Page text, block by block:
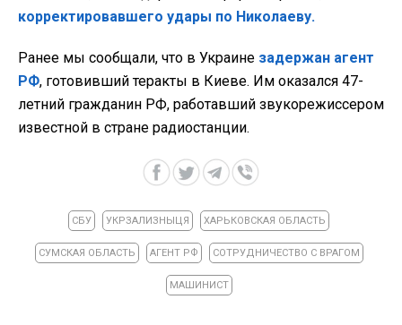
корректировавшего удары по Николаеву.
Ранее мы сообщали, что в Украине задержан агент
РФ, готовивший теракты в Киеве. Им оказался 47-
летний гражданин РФ, работавший звукорежиссером
известной в стране радиостанции.
СБУ УКРЗАЛИЗНЫЦЯ ХАРЬКОВСКАЯ ОБЛАСТЬ
СУМСКАЯ ОБЛАСТЬ АГЕНТ РФ СОТРУДНИЧЕСТВО С ВРАГОМ
МАШИНИСТ